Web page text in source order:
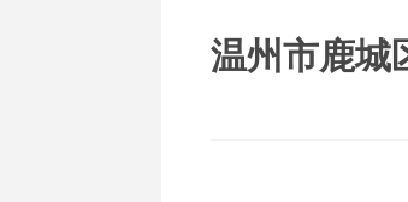
温州市鹿城